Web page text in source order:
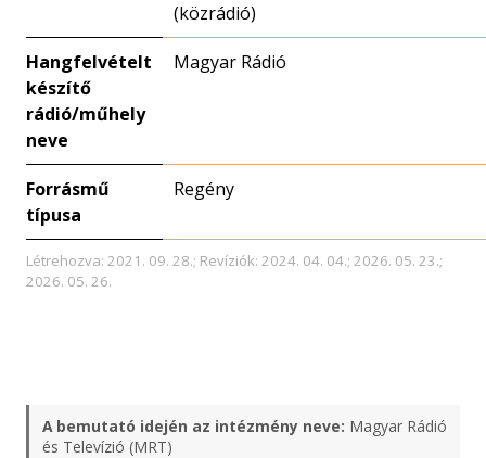
(közrádió)
Hangfelvételt
készítő
rádió/műhely
neve
Magyar Rádió
Forrásmű
típusa
Regény
Létrehozva: 2021. 09. 28.; Revíziók: 2024. 04. 04.; 2026. 05. 23.;
2026. 05. 26.
A bemutató idején az intézmény neve: Magyar Rádió
és Televízió (MRT)